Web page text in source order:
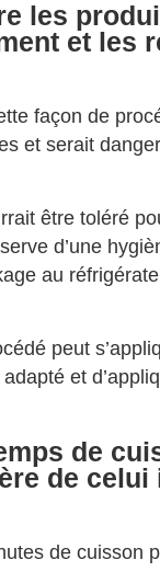
les
et les
façon de
et serait
être toléré
d’une
au
peut
et
de
de celui
de cuisson